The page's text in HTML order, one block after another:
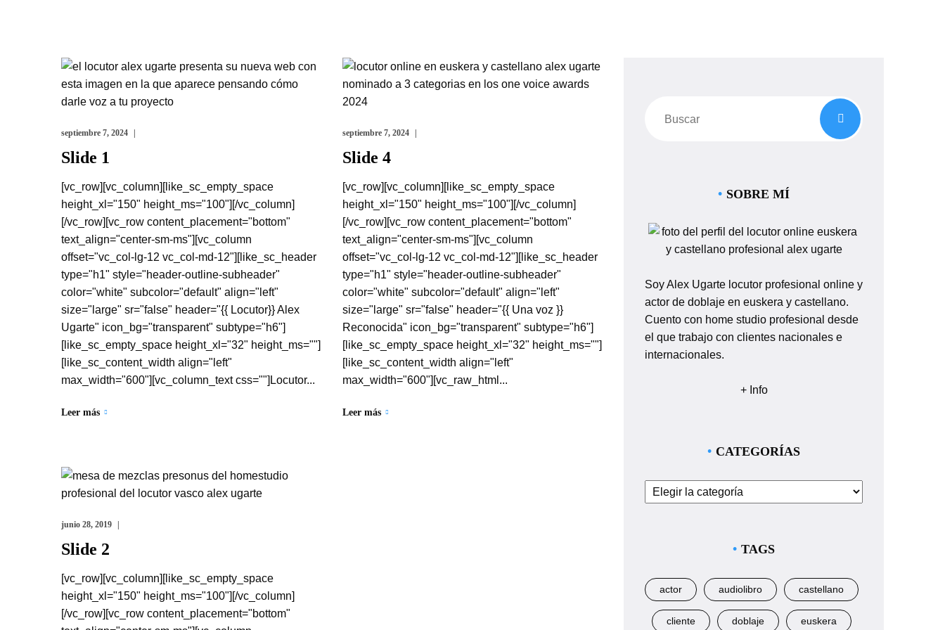
septiembre 7, 2024
Slide 1
[vc_row][vc_column][like_sc_empty_space
height_xl="150" height_ms="100"][/vc_column]
[/vc_row][vc_row content_placement="bottom"
text_align="center-sm-ms"][vc_column
offset="vc_col-lg-12 vc_col-md-12"][like_sc_header
type="h1" style="header-outline-subheader"
color="white" subcolor="default" align="left"
size="large" sr="false" header="{{ Locutor}} Alex
Ugarte" icon_bg="transparent" subtype="h6"]
[like_sc_empty_space height_xl="32" height_ms=""]
[like_sc_content_width align="left"
max_width="600"][vc_column_text css=""]Locutor...
Leer más
septiembre 7, 2024
Slide 4
[vc_row][vc_column][like_sc_empty_space
height_xl="150" height_ms="100"][/vc_column]
[/vc_row][vc_row content_placement="bottom"
text_align="center-sm-ms"][vc_column
offset="vc_col-lg-12 vc_col-md-12"][like_sc_header
type="h1" style="header-outline-subheader"
color="white" subcolor="default" align="left"
size="large" sr="false" header="{{ Una voz }}
Reconocida" icon_bg="transparent" subtype="h6"]
[like_sc_empty_space height_xl="32" height_ms=""]
[like_sc_content_width align="left"
max_width="600"][vc_raw_html...
Leer más
junio 28, 2019
Slide 2
[vc_row][vc_column][like_sc_empty_space
height_xl="150" height_ms="100"][/vc_column]
[/vc_row][vc_row content_placement="bottom"
SOBRE MÍ
Soy Alex Ugarte locutor profesional online y
actor de doblaje en euskera y castellano.
Cuento con home studio profesional desde
el que trabajo con clientes nacionales e
internacionales.
+ Info
CATEGORÍAS
Categorías
TAGS
actor audiolibro castellano
cliente doblaje euskera